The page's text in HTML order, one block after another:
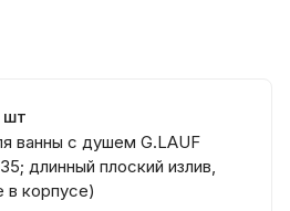
шт
ванны с душем G.LAUF
длинный плоский излив,
в корпусе)